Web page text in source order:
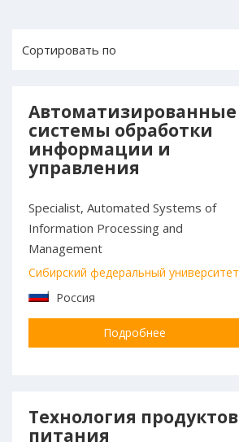
Сортировать по
Автоматизированные
системы обработки
информации и
управления
Specialist, Automated Systems of
Information Processing and
Management
Сибирский федеральный университет
Россия
Подробнее
Технология продуктов
питания